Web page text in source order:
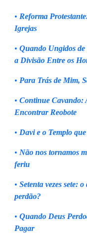
• Reforma
Igrejas
• Quando Ungidos
a Divisão Entre os
• Para Trás de Mim,
• Continue Cavando:
Encontrar Reobote
• Davi e o Templo
• Não nos tornamos
feriu
• Setenta vezes sete:
perdão?
• Quando Deus
Pagar